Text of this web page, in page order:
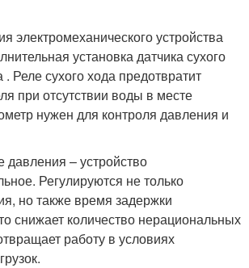
электромеханического устройства
установка датчика сухого
Реле сухого хода предотвратит
при отсутствии воды в месте
нужен для контроля давления и
давления – устройство
Регулируются не только
но также время задержки
снижает количество нерациональных
работу в условиях